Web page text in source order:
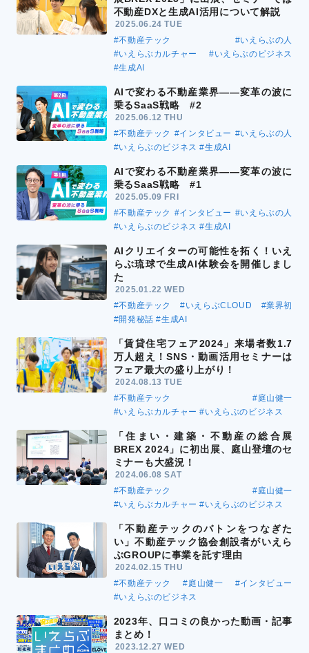
不動産DXと生成AI活用について解説
2025.06.24 TUE
#不動産テック
#いえらぶの人
#いえらぶカルチャー
#いえらぶのビジネス
#生成AI
AIで変わる不動産業界――変革の波に
乗るSaaS戦略 #2
2025.06.12 THU
#不動産テック #インタビュー #いえらぶの人
#いえらぶのビジネス #生成AI
AIで変わる不動産業界――変革の波に
乗るSaaS戦略 #1
2025.05.09 FRI
#不動産テック #インタビュー #いえらぶの人
#いえらぶのビジネス #生成AI
AIクリエイターの可能性を拓く！いえ
らぶ琉球で生成AI体験会を開催しまし
た
2025.01.22 WED
#不動産テック
#いえらぶCLOUD
#業界初
#開発秘話 #生成AI
「賃貸住宅フェア2024」来場者数1.7
万人超え！SNS・動画活用セミナーは
フェア最大の盛り上がり！
2024.08.13 TUE
#不動産テック
#庭山健一
#いえらぶカルチャー #いえらぶのビジネス
「住まい・建築・不動産の総合展
BREX 2024」に初出展、庭山登壇のセ
ミナーも大盛況！
2024.06.08 SAT
#不動産テック
#庭山健一
#いえらぶカルチャー #いえらぶのビジネス
「不動産テックのバトンをつなぎた
い」不動産テック協会創設者がいえら
ぶGROUPに事業を託す理由
2024.02.15 THU
#不動産テック
#庭山健一
#インタビュー
#いえらぶのビジネス
2023年、口コミの良かった動画・記事
まとめ！
2023.12.27 WED